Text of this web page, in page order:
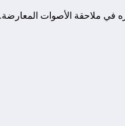
في ملاحقة الأصوات المعارضة.